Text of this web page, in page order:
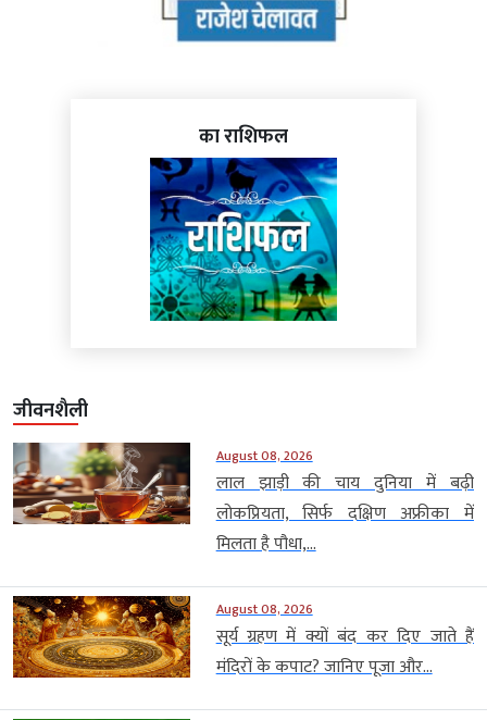
का राशिफल
जीवनशैली
August 08, 2026
लाल झाड़ी की चाय दुनिया में बढ़ी
लोकप्रियता, सिर्फ दक्षिण अफ्रीका में
मिलता है पौधा,...
August 08, 2026
सूर्य ग्रहण में क्यों बंद कर दिए जाते हैं
मंदिरों के कपाट? जानिए पूजा और...